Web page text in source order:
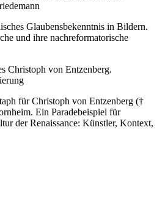
Glaubensbekenntnis in Bildern.
und ihre nachreformatorische
Christoph von Entzenberg.
für Christoph von Entzenberg (†
Ein Paradebeispiel für
der Renaissance: Künstler, Kontext,